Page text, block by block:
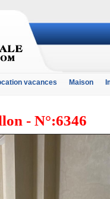
vacances Maison
- N°:6346